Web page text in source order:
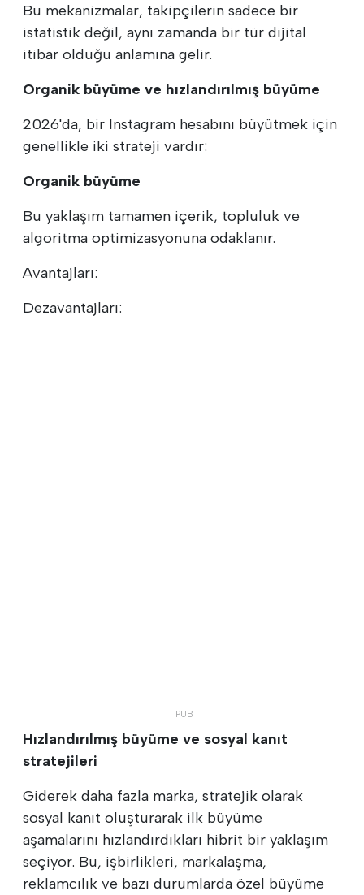
Bu mekanizmalar, takipçilerin sadece bir
istatistik değil, aynı zamanda bir tür dijital
itibar olduğu anlamına gelir.
Organik büyüme ve hızlandırılmış büyüme
2026'da, bir Instagram hesabını büyütmek için
genellikle iki strateji vardır:
Organik büyüme
Bu yaklaşım tamamen içerik, topluluk ve
algoritma optimizasyonuna odaklanır.
Avantajları:
Dezavantajları:
Hızlandırılmış büyüme ve sosyal kanıt
stratejileri
Giderek daha fazla marka, stratejik olarak
sosyal kanıt oluşturarak ilk büyüme
aşamalarını hızlandırdıkları hibrit bir yaklaşım
seçiyor. Bu, işbirlikleri, markalaşma,
reklamcılık ve bazı durumlarda özel büyüme